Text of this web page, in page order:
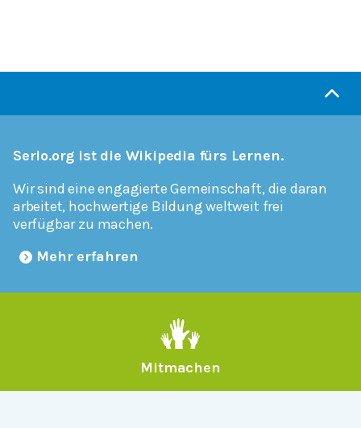
Serlo.org ist die Wikipedia fürs Lernen.
Wir sind eine engagierte Gemeinschaft, die daran
arbeitet, hochwertige Bildung weltweit frei
verfügbar zu machen.
Mehr erfahren
Mitmachen